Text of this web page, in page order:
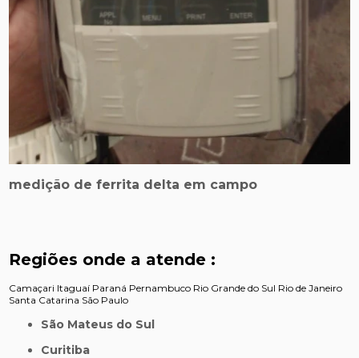
medição de ferrita delta em campo
Regiões onde a atende :
Camaçari Itaguaí Paraná Pernambuco Rio Grande do Sul Rio de Janeiro
Santa Catarina São Paulo
São Mateus do Sul
Curitiba